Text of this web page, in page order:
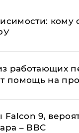
кому
работающих
помощь на
Falcon 9,
– ВВС